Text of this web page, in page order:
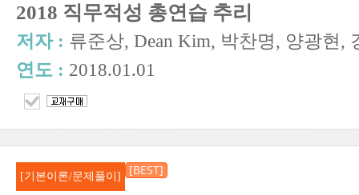
2018 직무적성 총연습 추리
저자 : 류준상, Dean Kim, 박찬명, 양광현,
연도 : 2018.01.01
[기본이론/문제풀이] [BEST]